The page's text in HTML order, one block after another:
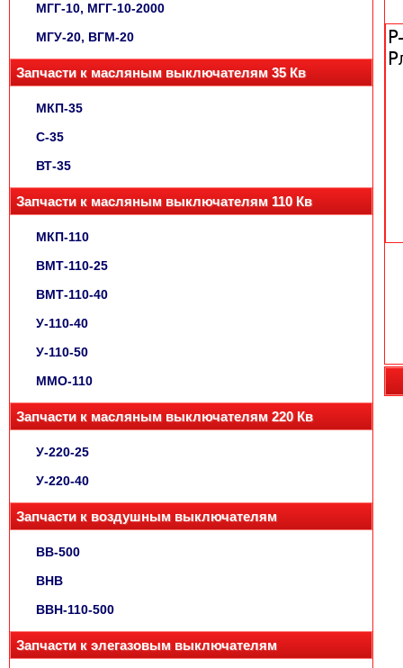
МГГ-10, МГГ-10-2000
МГУ-20, ВГМ-20
Запчасти к масляным выключателям 35 Кв
МКП-35
С-35
ВТ-35
Запчасти к масляным выключателям 110 Кв
МКП-110
ВМТ-110-25
ВМТ-110-40
У-110-40
У-110-50
ММО-110
Запчасти к масляным выключателям 220 Кв
У-220-25
У-220-40
Запчасти к воздушным выключателям
ВВ-500
ВНВ
ВВН-110-500
Запчасти к элегазовым выключателям